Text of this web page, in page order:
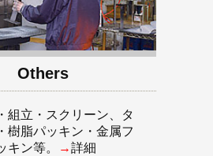
Others
組立・スクリーン、タ
樹脂パッキン・金属フ
キン等。
→詳細